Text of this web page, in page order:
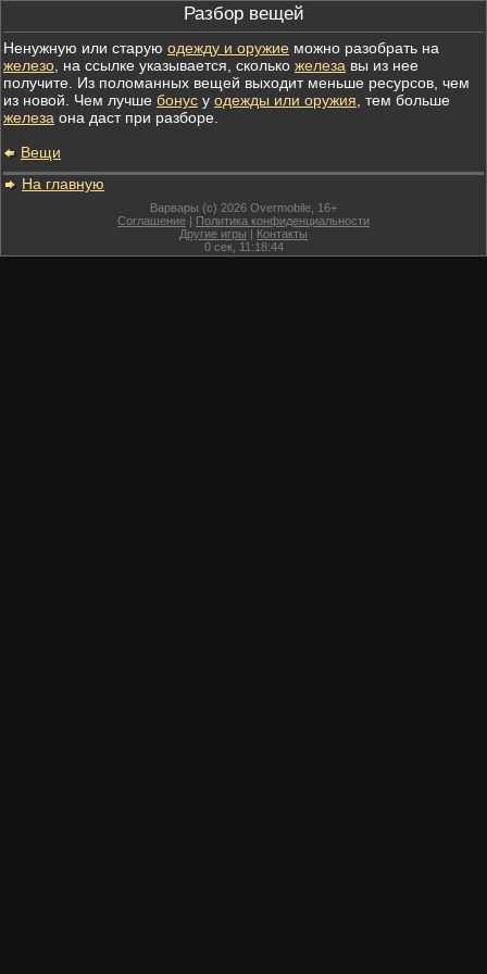
Разбор вещей
Ненужную или старую одежду и оружие можно разобрать на
железо , на ссылке указывается, сколько железа вы из нее
получите. Из поломанных вещей выходит меньше ресурсов, чем
из новой. Чем лучше бонус у одежды или оружия , тем больше
железа она даст при разборе.
Вещи
На главную
Варвары (c) 2026 Overmobile, 16+
Соглашение | Политика конфиденциальности
Другие игры | Контакты
0сек, 11:18:44